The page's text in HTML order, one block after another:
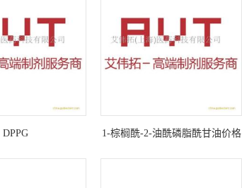
DPPG
1-棕榈酰-2-油酰磷脂酰甘油价格